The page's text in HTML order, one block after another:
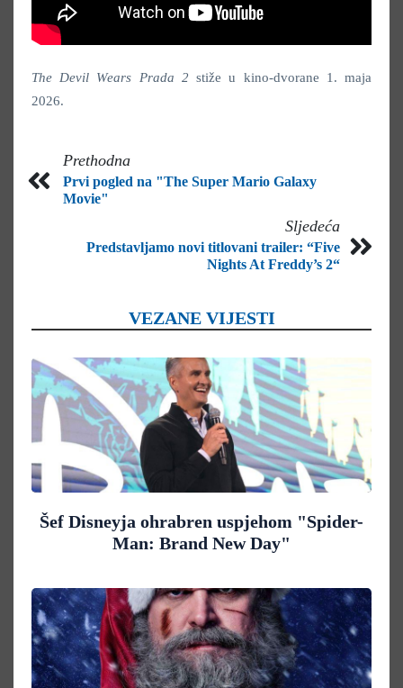
The Devil Wears Prada 2stiže u kino-dvorane 1. maja
2026.
Prethodna
Prvi pogled na "The Super Mario Galaxy
Movie"
Sljedeća
Predstavljamo novi titlovani trailer: “Five
Nights At Freddy’s 2“
VEZANE VIJESTI
Šef Disneyja ohrabren uspjehom "Spider-
Man: Brand New Day"